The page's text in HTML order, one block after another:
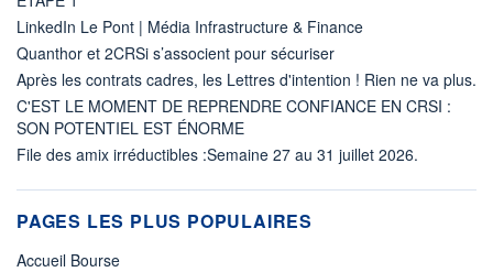
LinkedIn Le Pont | Média Infrastructure & Finance
Quanthor et 2CRSi s’associent pour sécuriser
Après les contrats cadres, les Lettres d'intention ! Rien ne va plus.
C'EST LE MOMENT DE REPRENDRE CONFIANCE EN CRSI :
SON POTENTIEL EST ÉNORME
File des amix irréductibles :Semaine 27 au 31 juillet 2026.
PAGES LES PLUS POPULAIRES
Accueil Bourse